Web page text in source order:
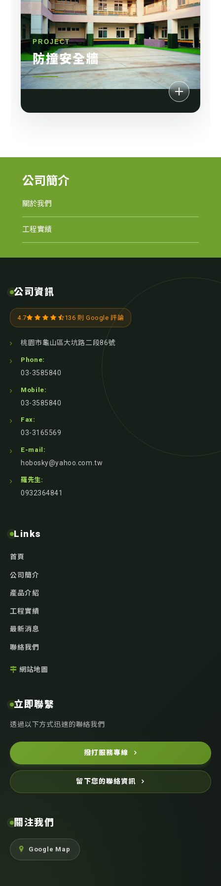
公司簡介
關於我們
工程實績
防撞安全牆
公司資訊
4.7 136 則 Google 評論
桃園市龜山區大坑路二段86號
Phone:
03-3585840
Mobile:
03-3585840
Fax:
03-3165569
E-mail:
hobosky@yahoo.com.tw
羅先生:
0932364841
Links
首頁
公司簡介
產品介紹
工程實績
最新消息
聯絡我們
網站地圖
立即聯繫
透過以下方式迅速的聯絡我們
撥打服務專線
留下您的聯絡資訊
關注我們
Google Map